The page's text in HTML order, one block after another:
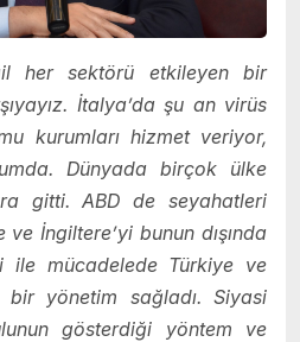
her sektörü etkileyen bir
İtalya’da şu an virüs
kurumları hizmet veriyor,
Dünyada birçok ülke
gitti. ABD de seyahatleri
ve İngiltere’yi bunun dışında
ile mücadelede Türkiye ve
bir yönetim sağladı. Siyasi
gösterdiği yöntem ve